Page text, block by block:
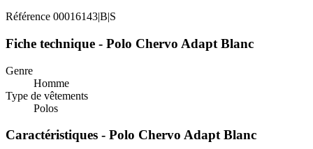
Référence 00016143|B|S
Fiche technique - Polo Chervo Adapt Blanc
Genre
Homme
Type de vêtements
Polos
Caractéristiques - Polo Chervo Adapt Blanc